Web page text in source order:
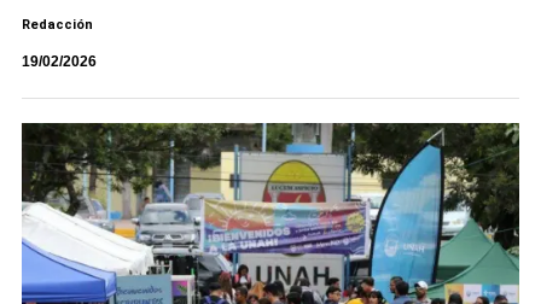
Redacción
19/02/2026